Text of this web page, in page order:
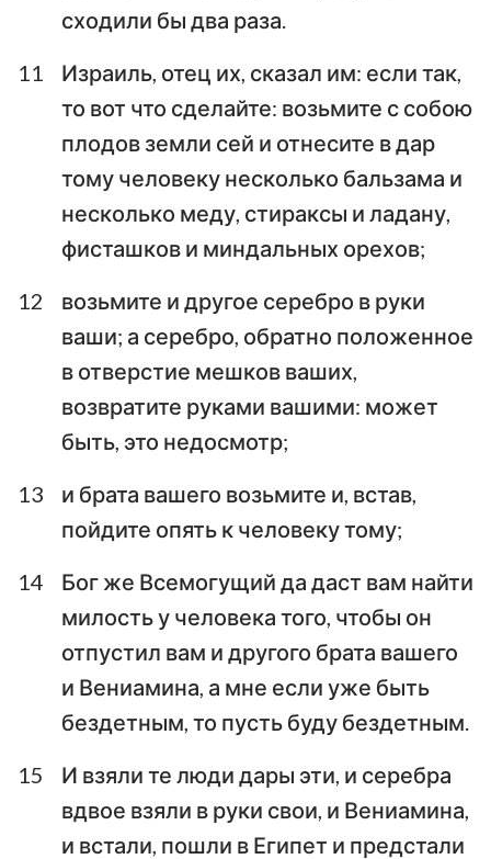
сходили бы два раза.
11
Израиль, отец их, сказал им: если так,
то вот что сделайте: возьмите с собою
плодов земли сей и отнесите в дар
тому человеку несколько бальзама и
несколько меду, стираксы и ладану,
фисташков и миндальных орехов;
12
возьмите и другое серебро в руки
ваши; а серебро, обратно положенное
в отверстие мешков ваших,
возвратите руками вашими: может
быть, это недосмотр;
13
и брата вашего возьмите и, встав,
пойдите опять к человеку тому;
14
Бог же Всемогущий да даст вам найти
милость у человека того, чтобы он
отпустил вам и другого брата вашего
и Вениамина, а мне если уже быть
бездетным, то пусть буду бездетным.
15
И взяли те люди дары эти, и серебра
вдвое взяли в руки свои, и Вениамина,
и встали, пошли в Египет и предстали